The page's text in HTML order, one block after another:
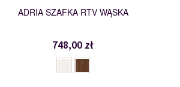
ADRIA SZAFKA RTV WĄSKA
748,00 zł